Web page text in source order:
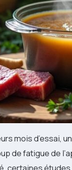
mois d’essai,
de fatigue de